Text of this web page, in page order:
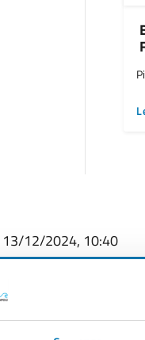
13/12/2024, 10:40